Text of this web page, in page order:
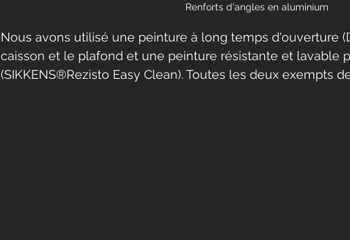
Renforts d'angles en aluminium
Nous avons utilisé une peinture à long temps d'ouverture
caisson et le plafond et une peinture résistante et lavable
(SIKKENS®Rezisto Easy Clean). Toutes les deux exempts